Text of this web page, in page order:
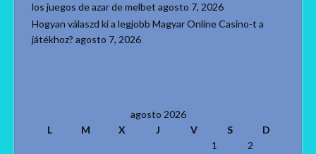
los juegos de azar de melbet agosto 7, 2026
Hogyan válaszd ki a legjobb Magyar Online Casino-t a
játékhoz? agosto 7, 2026
agosto 2026
L
M X J V S
D
1
2